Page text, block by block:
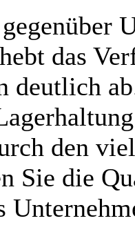
das
deutlich
den
Sie die